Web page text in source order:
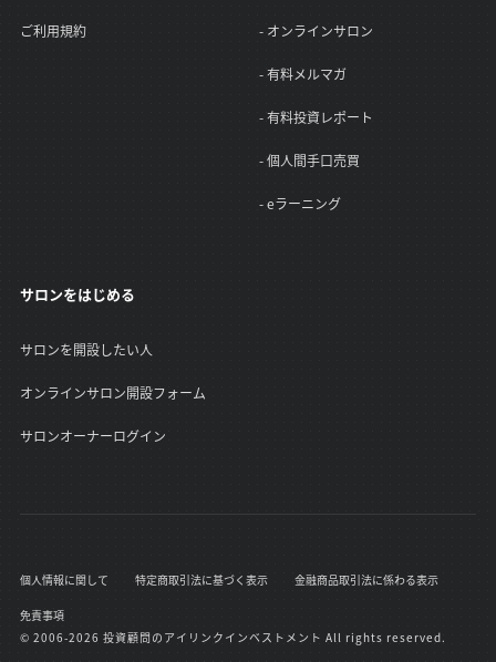
ご利用規約 - オンラインサロン
- 有料メルマガ
- 有料投資レポート
- 個人間手口売買
- eラーニング
サロンをはじめる
サロンを開設したい人
オンラインサロン開設フォーム
サロンオーナーログイン
個人情報に関して 特定商取引法に基づく表示 金融商品取引法に係わる表示
免責事項
© 2006-2026 投資顧問のアイリンクインベストメント All rights reserved.